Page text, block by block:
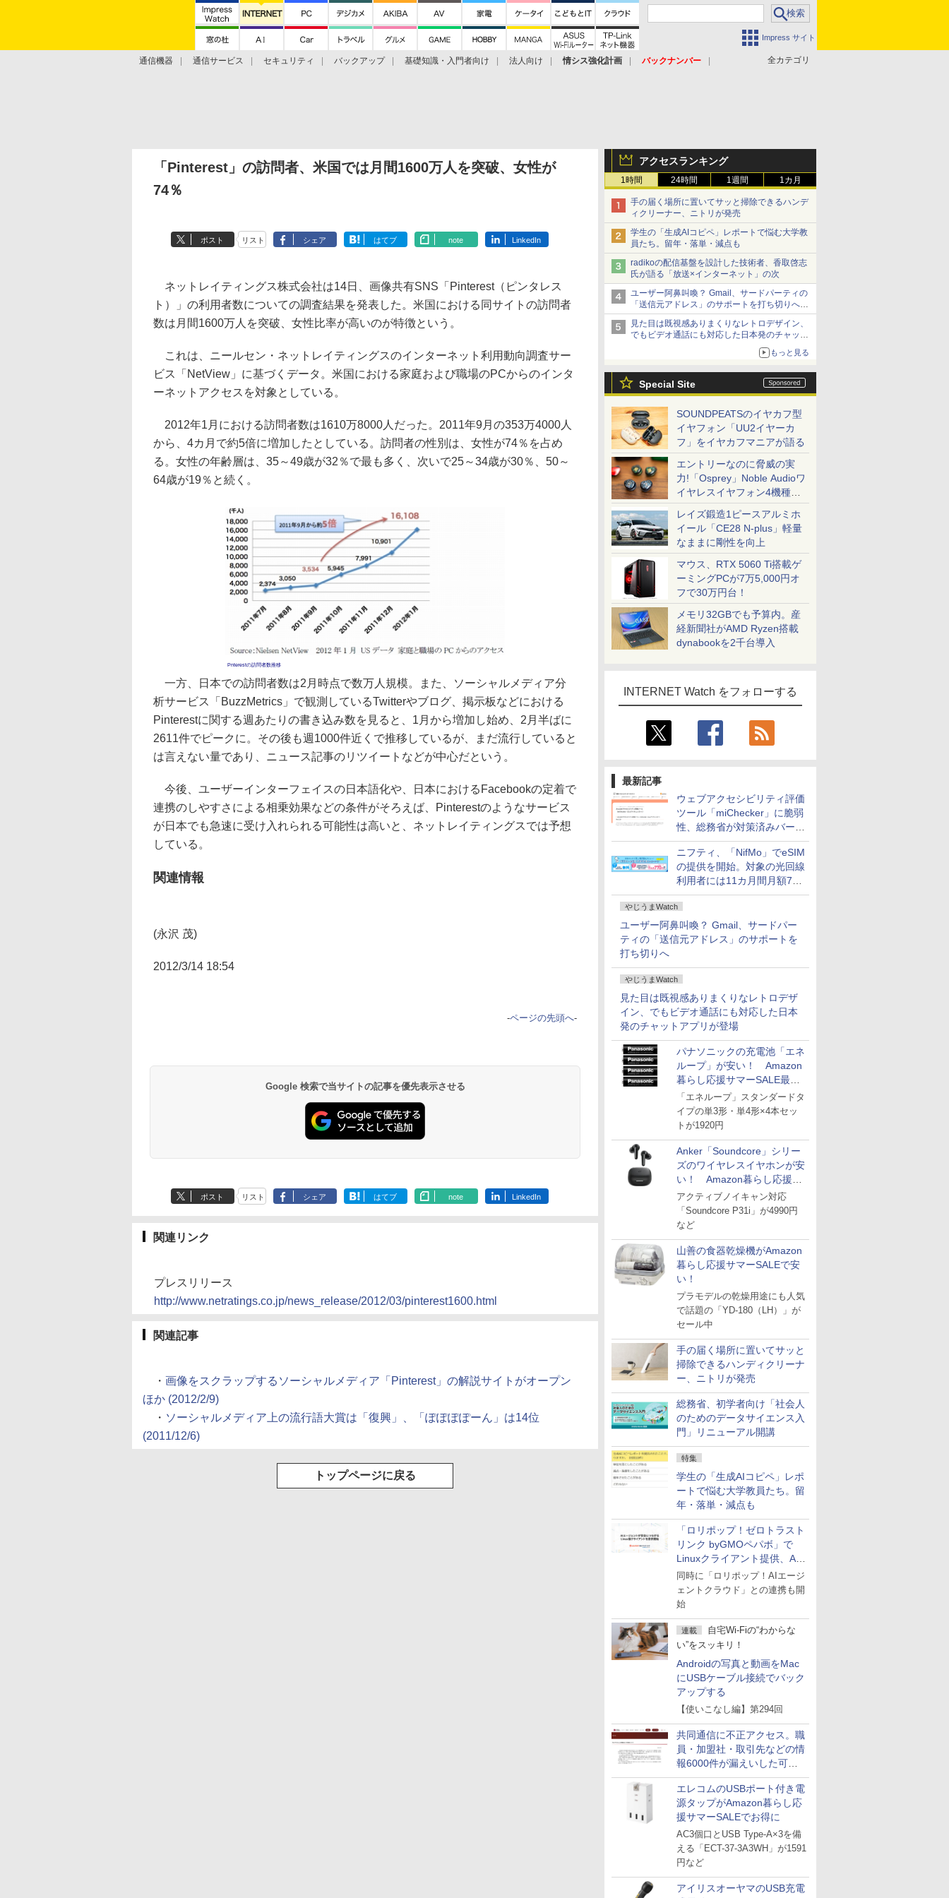
Impress サイト
全カテゴリ
通信機器 通信サービス セキュリティ バックアップ 基礎知識・入門者向け 法人向け 情シス強化計画
バックナンバー
アクセスランキング
1時間 24時間 1週間 1カ月
手の届く場所に置いてサッと掃除できるハンデ
ィクリーナー、ニトリが発売
学生の「生成AIコピペ」レポートで悩む大学教
員たち。留年・落単・減点も
radikoの配信基盤を設計した技術者、香取啓志
氏が語る「放送×インターネット」の次
ユーザー阿鼻叫喚？ Gmail、サードパーティの
「送信元アドレス」のサポートを打ち切りへ
【やじうまWatch】
見た目は既視感ありまくりなレトロデザイン、
でもビデオ通話にも対応した日本発のチャット
もっと見る
Special Site
SOUNDPEATSのイヤカフ型
イヤフォン「UU2イヤーカ
フ」をイヤカフマニアが語る
エントリーなのに脅威の実
力!「Osprey」Noble Audioワ
イヤレスイヤフォン4機種を
一気に聴く
レイズ鍛造1ピースアルミホ
イール「CE28 N-plus」軽量
なままに剛性を向上
マウス、RTX 5060 Ti搭載ゲ
ーミングPCが7万5,000円オ
フで30万円台！
メモリ32GBでも予算内。産
経新聞社がAMD Ryzen搭載
dynabookを2千台導入
INTERNET Watch をフォローする
最新記事
ウェブアクセシビリティ評価
ツール「miChecker」に脆弱
性、総務省が対策済みバージ
ョンへの更新を呼び掛け
ニフティ、「NifMo」でeSIM
の提供を開始。対象の光回線
利用者には11カ月間月額770
円割引のキャンペーン
やじうまWatch
ユーザー阿鼻叫喚？ Gmail、サードパー
ティの「送信元アドレス」のサポートを
打ち切りへ
やじうまWatch
見た目は既視感ありまくりなレトロデザ
イン、でもビデオ通話にも対応した日本
発のチャットアプリが登場
パナソニックの充電池「エネ
ループ」が安い！ Amazon
暮らし応援サマーSALE最終
日
「エネループ」スタンダードタ
イプの単3形・単4形×4本セッ
トが1920円
Anker「Soundcore」シリー
ズのワイヤレスイヤホンが安
い！ Amazon暮らし応援サ
マーSALE
アクティブノイキャン対応
「Soundcore P31i」が4990円
など
山善の食器乾燥機がAmazon
暮らし応援サマーSALEで安
い！
プラモデルの乾燥用途にも人気
で話題の「YD-180（LH）」が
セール中
手の届く場所に置いてサッと
掃除できるハンディクリーナ
ー、ニトリが発売
総務省、初学者向け「社会人
のためのデータサイエンス入
門」リニューアル開講
特集
学生の「生成AIコピペ」レポ
ートで悩む大学教員たち。留
年・落単・減点も
「ロリポップ！ゼロトラスト
リンク byGMOペパボ」で
Linuxクライアント提供、AI
エージェントの接続が容易に
同時に「ロリポップ！AIエージ
ェントクラウド」との連携も開
始
連載
自宅Wi-Fiの“わからな
い”をスッキリ！
Androidの写真と動画をMac
にUSBケーブル接続でバック
アップする
【使いこなし編】第294回
共同通信に不正アクセス。職
員・加盟社・取引先などの情
報6000件が漏えいした可能
性
エレコムのUSBポート付き電
源タップがAmazon暮らし応
援サマーSALEでお得に
AC3個口とUSB Type-A×3を備
える「ECT-37-3A3WH」が1591
円など
アイリスオーヤマのUSB充電
「Pinterest」の訪問者、米国では月間1600万人を突破、女性が
74％
ポスト リスト シェア はてブ note LinkedIn
ネットレイティングス株式会社は14日、画像共有SNS「Pinterest（ピンタレス
ト）」の利用者数についての調査結果を発表した。米国における同サイトの訪問者
数は月間1600万人を突破、女性比率が高いのが特徴という。
これは、ニールセン・ネットレイティングスのインターネット利用動向調査サー
ビス「NetView」に基づくデータ。米国における家庭および職場のPCからのインタ
ーネットアクセスを対象としている。
2012年1月における訪問者数は1610万8000人だった。2011年9月の353万4000人
から、4カ月で約5倍に増加したとしている。訪問者の性別は、女性が74％を占め
る。女性の年齢層は、35～49歳が32％で最も多く、次いで25～34歳が30％、50～
64歳が19％と続く。
Pnterestの訪問者数推移
一方、日本での訪問者数は2月時点で数万人規模。また、ソーシャルメディア分
析サービス「BuzzMetrics」で観測しているTwitterやブログ、掲示板などにおける
Pinterestに関する週あたりの書き込み数を見ると、1月から増加し始め、2月半ばに
2611件でピークに。その後も週1000件近くで推移しているが、まだ流行していると
は言えない量であり、ニュース記事のリツイートなどが中心だという。
今後、ユーザーインターフェイスの日本語化や、日本におけるFacebookの定着で
連携のしやすさによる相乗効果などの条件がそろえば、Pinterestのようなサービス
が日本でも急速に受け入れられる可能性は高いと、ネットレイティングスでは予想
している。
関連情報
(永沢 茂)
2012/3/14 18:54
-ページの先頭へ-
Google 検索で当サイトの記事を優先表示させる
ポスト リスト シェア はてブ note LinkedIn
関連リンク
プレスリリース
http://www.netratings.co.jp/news_release/2012/03/pinterest1600.html
関連記事
・ 画像をスクラップするソーシャルメディア「Pinterest」の解説サイトがオープン
ほか (2012/2/9)
・ ソーシャルメディア上の流行語大賞は「復興」、「ぽぽぽぽーん」は14位
(2011/12/6)
トップページに戻る